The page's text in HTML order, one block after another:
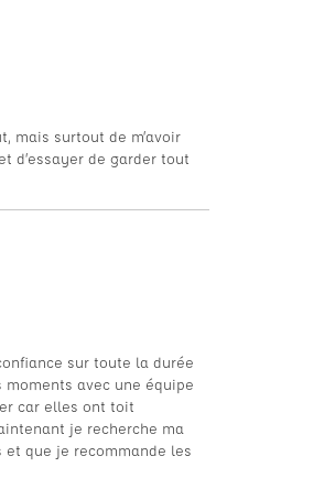
mais surtout de m’avoir
d’essayer de garder tout
sur toute la durée
avec une équipe
car elles ont toit
je recherche ma
que je recommande les